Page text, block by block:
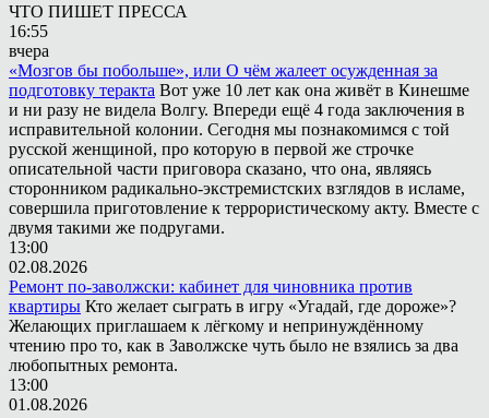
ЧТО ПИШЕТ ПРЕССА
16:55
вчера
«Мозгов бы побольше», или О чём жалеет осужденная за
подготовку теракта Вот уже 10 лет как она живёт в Кинешме
и ни разу не видела Волгу. Впереди ещё 4 года заключения в
исправительной колонии. Сегодня мы познакомимся с той
русской женщиной, про которую в первой же строчке
описательной части приговора сказано, что она, являясь
сторонником радикально-экстремистских взглядов в исламе,
совершила приготовление к террористическому акту. Вместе с
двумя такими же подругами.
13:00
02.08.2026
Ремонт по-заволжски: кабинет для чиновника против
квартиры Кто желает сыграть в игру «Угадай, где дороже»?
Желающих приглашаем к лёгкому и непринуждённому
чтению про то, как в Заволжске чуть было не взялись за два
любопытных ремонта.
13:00
01.08.2026